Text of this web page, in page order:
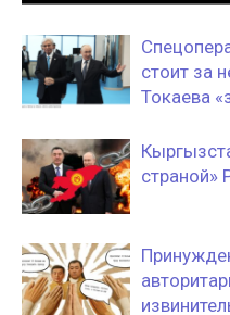
стоит за
Токаева
страной»